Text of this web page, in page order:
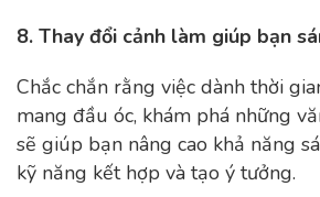
8. Thay đổi cảnh làm giúp bạn
Chắc chắn rằng việc dành thời
mang đầu óc, khám phá những
sẽ giúp bạn nâng cao khả năng
kỹ năng kết hợp và tạo ý tưởng.